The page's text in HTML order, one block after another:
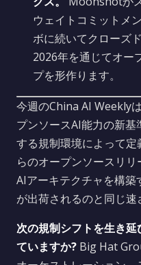
ウェイトコミットメ
ボに続いてクローズ
2026年を通じてオー
プを形作ります。
今週のChina AI Weekly
プンソースAI能力の新
する規制環境によって
らのオープンソースリ
AIアーキテクチャを構
が出荷されるのと同じ速
次の規制シフトを生き
ていますか? Big Hat